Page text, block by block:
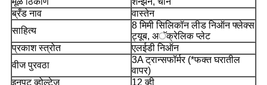
ब्रँड नाव
वास्तेन
साहित्य
8 मिमी सिलिकॉन लीड निऑन फ्लेक्स
ट्यूब, अॅक्रेलिक प्लेट
प्रकाश स्त्रोत
एलईडी निऑन
वीज पुरवठा
3A ट्रान्सफॉर्मर (*फक्त घरातील
वापर)
इनपुट व्होल्टेज
12 व्ही